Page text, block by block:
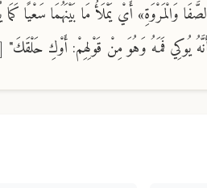
وَالْمَرْوَةِ» أَيْ يَمْلَأُ مَا بَيْنَهُمَا سَعْيًا كَمَا
فَمَهُ وَهُوَ مِنْ قَوْلِهِمْ: أَوْكِ حَلْقَكَ" [ص:345] أَيِ